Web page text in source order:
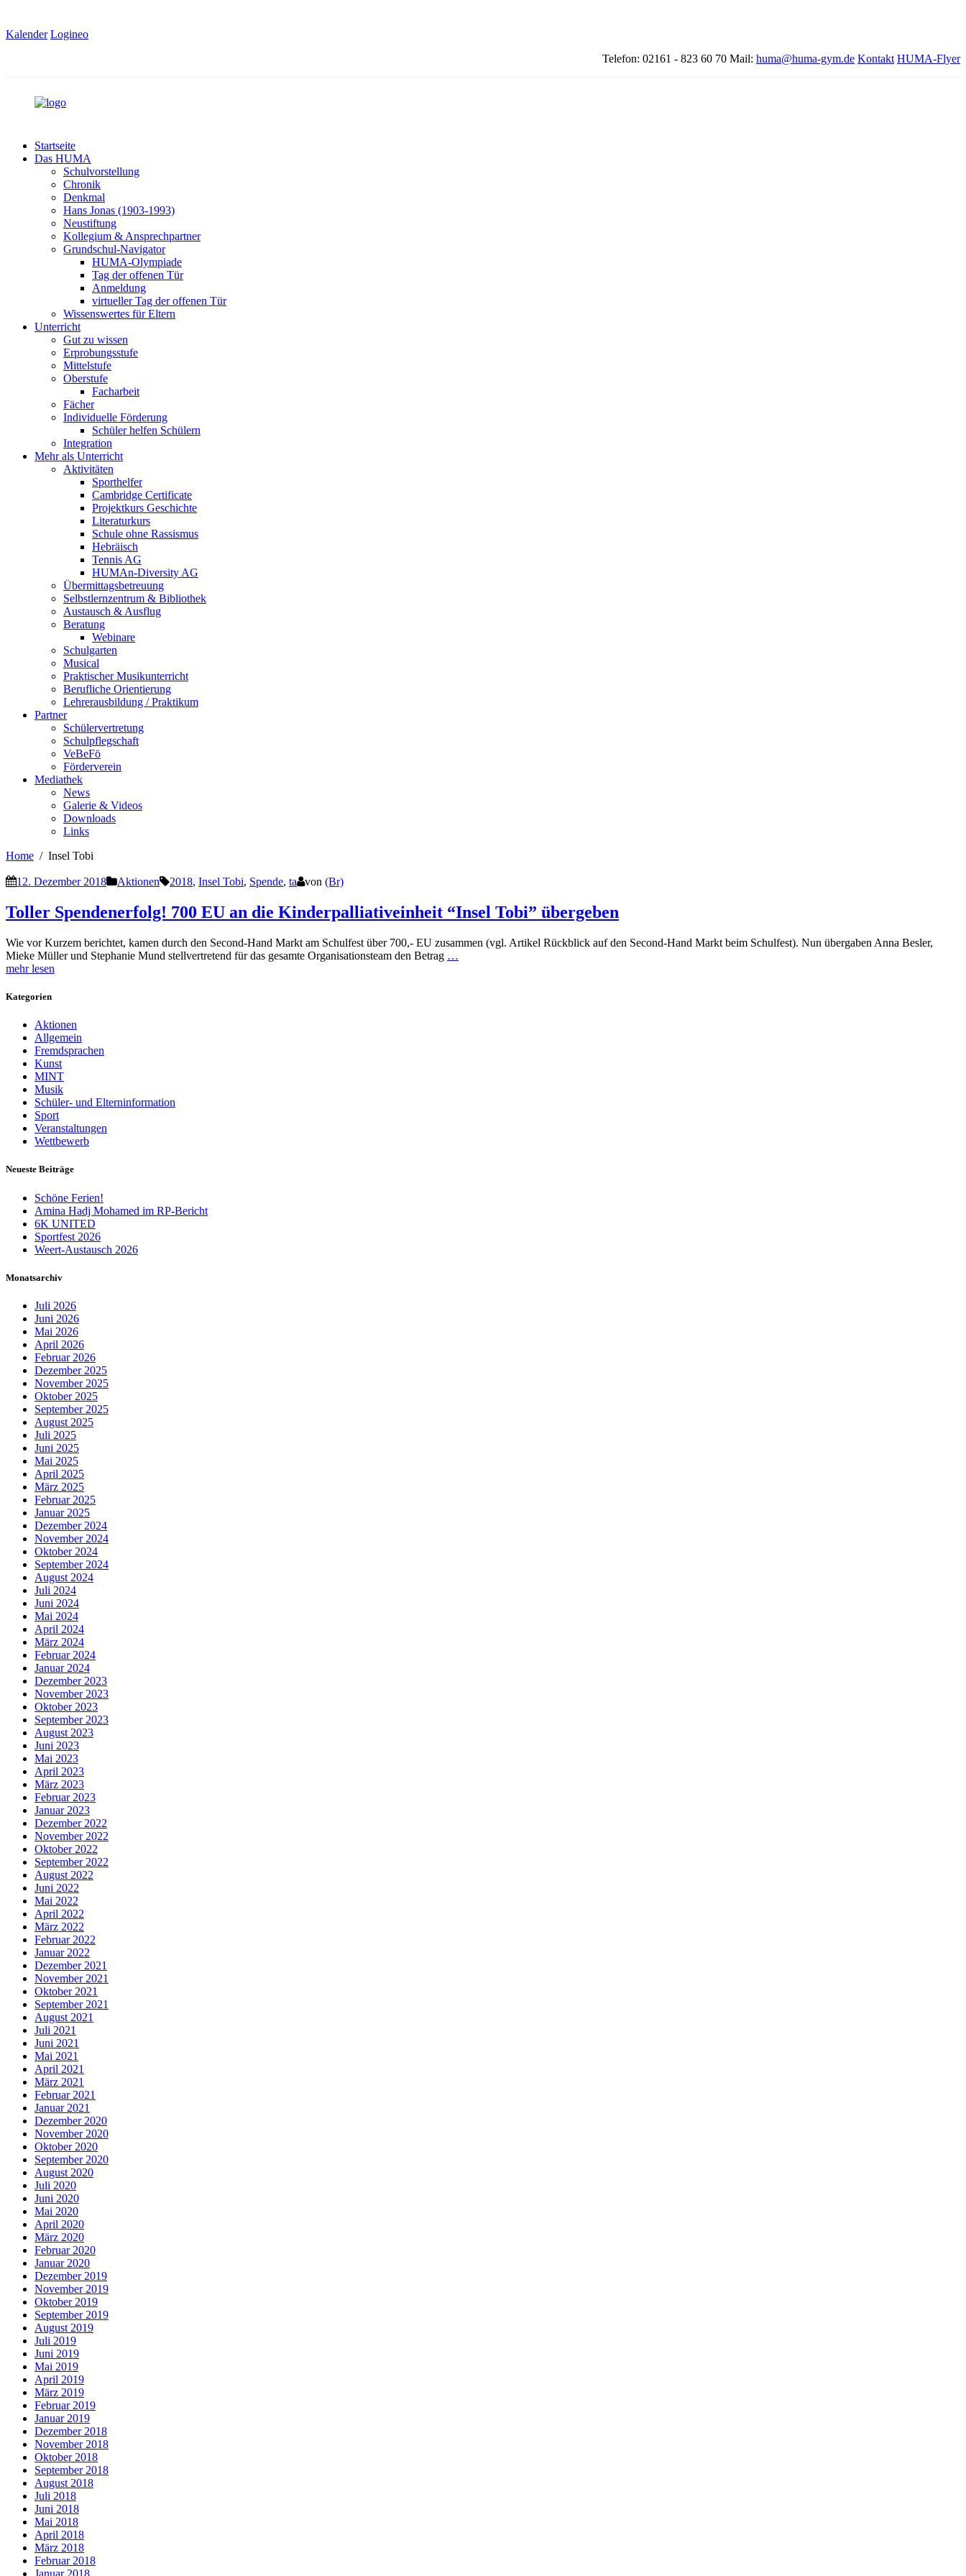
Kalender Logineo
Telefon: 02161 - 823 60 70 Mail: huma@huma-gym.de Kontakt HUMA-Flyer
Startseite
Das HUMA
Schulvorstellung
Chronik
Denkmal
Hans Jonas (1903-1993)
Neustiftung
Kollegium & Ansprechpartner
Grundschul-Navigator
HUMA-Olympiade
Tag der offenen Tür
Anmeldung
virtueller Tag der offenen Tür
Wissenswertes für Eltern
Unterricht
Gut zu wissen
Erprobungsstufe
Mittelstufe
Oberstufe
Facharbeit
Fächer
Individuelle Förderung
Schüler helfen Schülern
Integration
Mehr als Unterricht
Aktivitäten
Sporthelfer
Cambridge Certificate
Projektkurs Geschichte
Literaturkurs
Schule ohne Rassismus
Hebräisch
Tennis AG
HUMAn-Diversity AG
Übermittagsbetreuung
Selbstlernzentrum & Bibliothek
Austausch & Ausflug
Beratung
Webinare
Schulgarten
Musical
Praktischer Musikunterricht
Berufliche Orientierung
Lehrerausbildung / Praktikum
Partner
Schülervertretung
Schulpflegschaft
VeBeFö
Förderverein
Mediathek
News
Galerie & Videos
Downloads
Links
Home
Insel Tobi
12. Dezember 2018 Aktionen 2018, Insel Tobi, Spende, ta von (Br)
Toller Spendenerfolg! 700 EU an die Kinderpalliativeinheit “Insel Tobi” übergeben
Wie vor Kurzem berichtet, kamen durch den Second-Hand Markt am Schulfest über 700,- EU zusammen (vgl. Artikel Rückblick auf den Second-Hand Markt beim Schulfest). Nun übergaben Anna Besler,
Mieke Müller und Stephanie Mund stellvertretend für das gesamte Organisationsteam den Betrag …
mehr lesen
Kategorien
Aktionen
Allgemein
Fremdsprachen
Kunst
MINT
Musik
Schüler- und Elterninformation
Sport
Veranstaltungen
Wettbewerb
Neueste Beiträge
Schöne Ferien!
Amina Hadj Mohamed im RP-Bericht
6K UNITED
Sportfest 2026
Weert-Austausch 2026
Monatsarchiv
Juli 2026
Juni 2026
Mai 2026
April 2026
Februar 2026
Dezember 2025
November 2025
Oktober 2025
September 2025
August 2025
Juli 2025
Juni 2025
Mai 2025
April 2025
März 2025
Februar 2025
Januar 2025
Dezember 2024
November 2024
Oktober 2024
September 2024
August 2024
Juli 2024
Juni 2024
Mai 2024
April 2024
März 2024
Februar 2024
Januar 2024
Dezember 2023
November 2023
Oktober 2023
September 2023
August 2023
Juni 2023
Mai 2023
April 2023
März 2023
Februar 2023
Januar 2023
Dezember 2022
November 2022
Oktober 2022
September 2022
August 2022
Juni 2022
Mai 2022
April 2022
März 2022
Februar 2022
Januar 2022
Dezember 2021
November 2021
Oktober 2021
September 2021
August 2021
Juli 2021
Juni 2021
Mai 2021
April 2021
März 2021
Februar 2021
Januar 2021
Dezember 2020
November 2020
Oktober 2020
September 2020
August 2020
Juli 2020
Juni 2020
Mai 2020
April 2020
März 2020
Februar 2020
Januar 2020
Dezember 2019
November 2019
Oktober 2019
September 2019
August 2019
Juli 2019
Juni 2019
Mai 2019
April 2019
März 2019
Februar 2019
Januar 2019
Dezember 2018
November 2018
Oktober 2018
September 2018
August 2018
Juli 2018
Juni 2018
Mai 2018
April 2018
März 2018
Februar 2018
Januar 2018